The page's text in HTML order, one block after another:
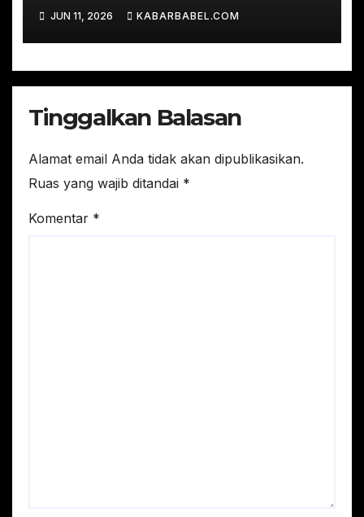
JUN 11, 2026 KABARBABEL.COM
Tinggalkan Balasan
Alamat email Anda tidak akan dipublikasikan.
Ruas yang wajib ditandai *
Komentar *